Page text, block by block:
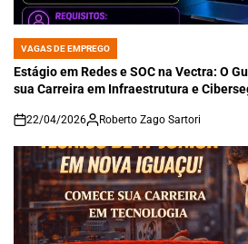
POSTED
IN
VAGAS DE EMPREGO
Estágio em Redes e SOC na Vectra: O
sua Carreira em Infraestrutura e
on
22/04/2026 Roberto Zago Sartori